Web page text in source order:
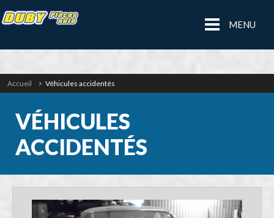
MENU
Accueil Véhicules accidentés
VÉHICULES
ACCIDENTÉS